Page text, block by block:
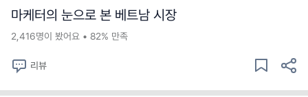
마케터의 눈으로 본 베트남 시장
2,416명이 봤어요 • 82% 만족
리뷰